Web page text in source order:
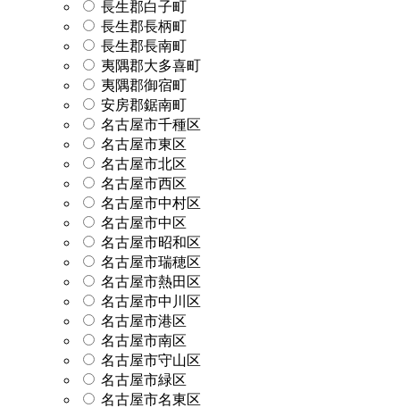
長生郡白子町
長生郡長柄町
長生郡長南町
夷隅郡大多喜町
夷隅郡御宿町
安房郡鋸南町
名古屋市千種区
名古屋市東区
名古屋市北区
名古屋市西区
名古屋市中村区
名古屋市中区
名古屋市昭和区
名古屋市瑞穂区
名古屋市熱田区
名古屋市中川区
名古屋市港区
名古屋市南区
名古屋市守山区
名古屋市緑区
名古屋市名東区